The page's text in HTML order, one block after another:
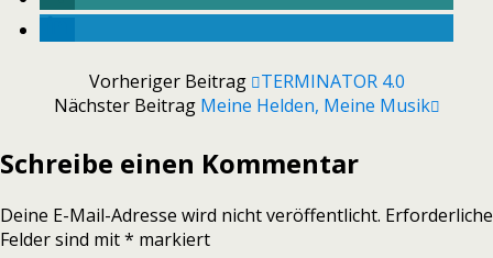
Vorheriger Beitrag
TERMINATOR 4.0
Nächster Beitrag Meine Helden, Meine Musik
Schreibe einen Kommentar
Deine E-Mail-Adresse wird nicht veröffentlicht. Erforderliche
Felder sind mit* markiert